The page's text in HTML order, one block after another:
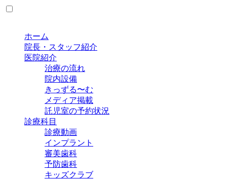
ホーム
院長・スタッフ紹介
医院紹介
治療の流れ
院内設備
きっずる〜む
メディア掲載
託児室の予約状況
診療科目
診療動画
インプラント
審美歯科
予防歯科
キッズクラブ